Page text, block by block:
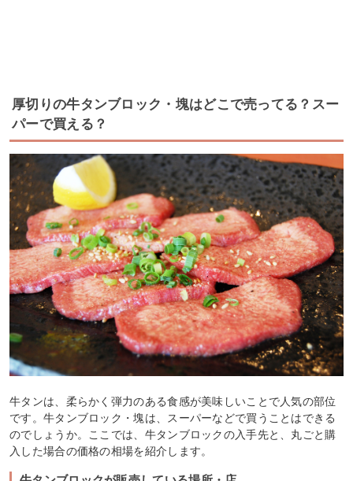
厚切りの牛タンブロック・塊はどこで売ってる？スー
パーで買える？
牛タンは、柔らかく弾力のある食感が美味しいことで人気の部位
です。牛タンブロック・塊は、スーパーなどで買うことはできる
のでしょうか。ここでは、牛タンブロックの入手先と、丸ごと購
入した場合の価格の相場を紹介します。